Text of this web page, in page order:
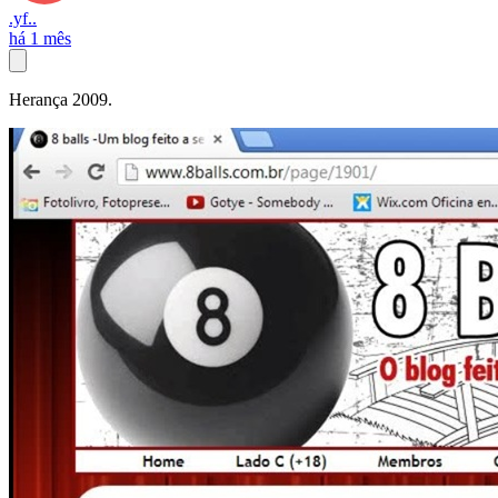
.yf..
há 1 mês
Herança 2009.